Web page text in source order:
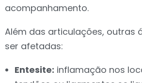
acompanhamento.
Além das articulações, outras
ser afetadas:
Entesite: inflamação nos